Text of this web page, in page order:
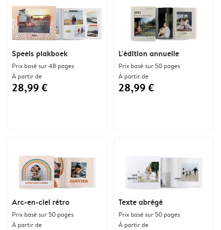
Texte abrégé
Prix basé sur 50 pages
À partir de
Arc-en-ciel rétro
Prix basé sur 50 pages
À partir de
L'édition annuelle
Prix basé sur 50 pages
À partir de
28,99 €
Speels plakboek
Prix basé sur 48 pages
À partir de
28,99 €